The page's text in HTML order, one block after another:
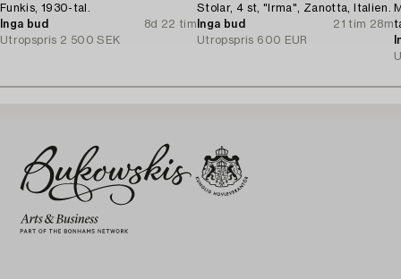
Funkis, 1930-tal.
Inga bud
8d 22 tim
Utropspris 2 500 SEK
Stolar, 4 st, "Irma", Zanotta, Italien.
Inga bud
21 tim 28m
Utropspris 600 EUR